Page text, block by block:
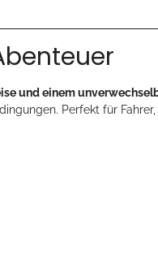
und einem
Perfekt für